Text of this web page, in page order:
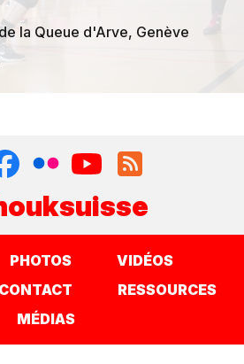
la Queue d'Arve, Genève
PHOTOS
VIDÉOS
CONTACT
RESSOURCES
MÉDIAS